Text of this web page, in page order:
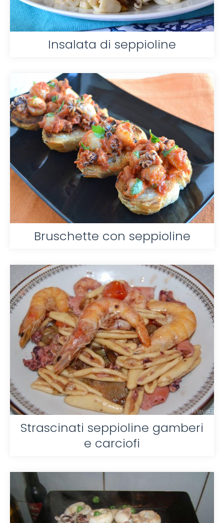
Insalata di seppioline
Bruschette con seppioline
Strascinati seppioline gamberi
e carciofi